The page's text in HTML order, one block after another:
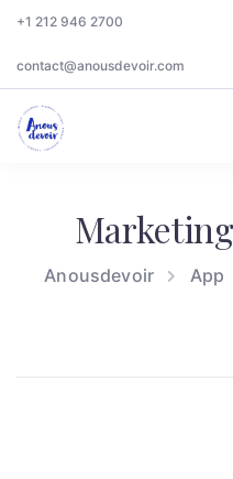
+1 212 946 2700
contact@anousdevoir.com
Anousdevoir App